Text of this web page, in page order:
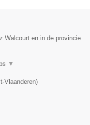
Walcourt en in de provincie
▼
Vlaanderen)